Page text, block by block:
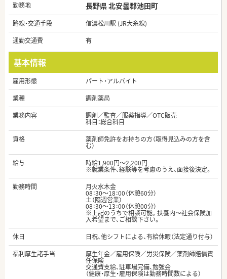
勤務地 長野県 北安曇郡池田町
路線・交通手段
信濃松川駅 (JR大糸線)
通勤交通費
有
基本情報
雇用形態
パート・アルバイト
業種
調剤薬局
業務内容
調剤／監査／服薬指導／OTC販売
科目：総合科目
資格
薬剤師免許をお持ちの方（取得見込みの方を含
む）
給与
時給1,900円～2,200円
※就業条件、経験等を考慮のうえ、面接後決定。
勤務時間
月火水木金
08：30～18：00（休憩60分）
土（隔週営業）
08：30～13：00（休憩00分）
※上記のうちで相談可能。扶養内～社会保険加
入希望まで、ご相談下さい。
休日
日祝、他シフトによる、有給休暇（法定通り付与）
福利厚生諸手当
厚生年金／雇用保険／労災保険／薬剤師賠償責
任保険
交通費支給、駐車場完備、勉強会
（健康・厚生・雇用保険は勤務時間数による）